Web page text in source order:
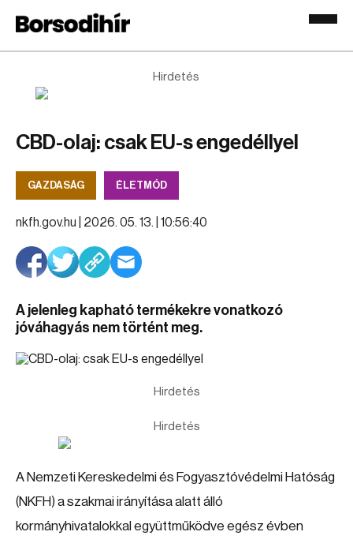
Hirdetés
CBD-olaj: csak EU-s engedéllyel
GAZDASÁG ÉLETMÓD
nkfh.gov.hu | 2026. 05. 13. | 10:56:40
A jelenleg kapható termékekre vonatkozó
jóváhagyás nem történt meg.
Hirdetés
Hirdetés
A Nemzeti Kereskedelmi és Fogyasztóvédelmi Hatóság
(NKFH) a szakmai irányítása alatt álló
kormányhivatalokkal együttműködve egész évben